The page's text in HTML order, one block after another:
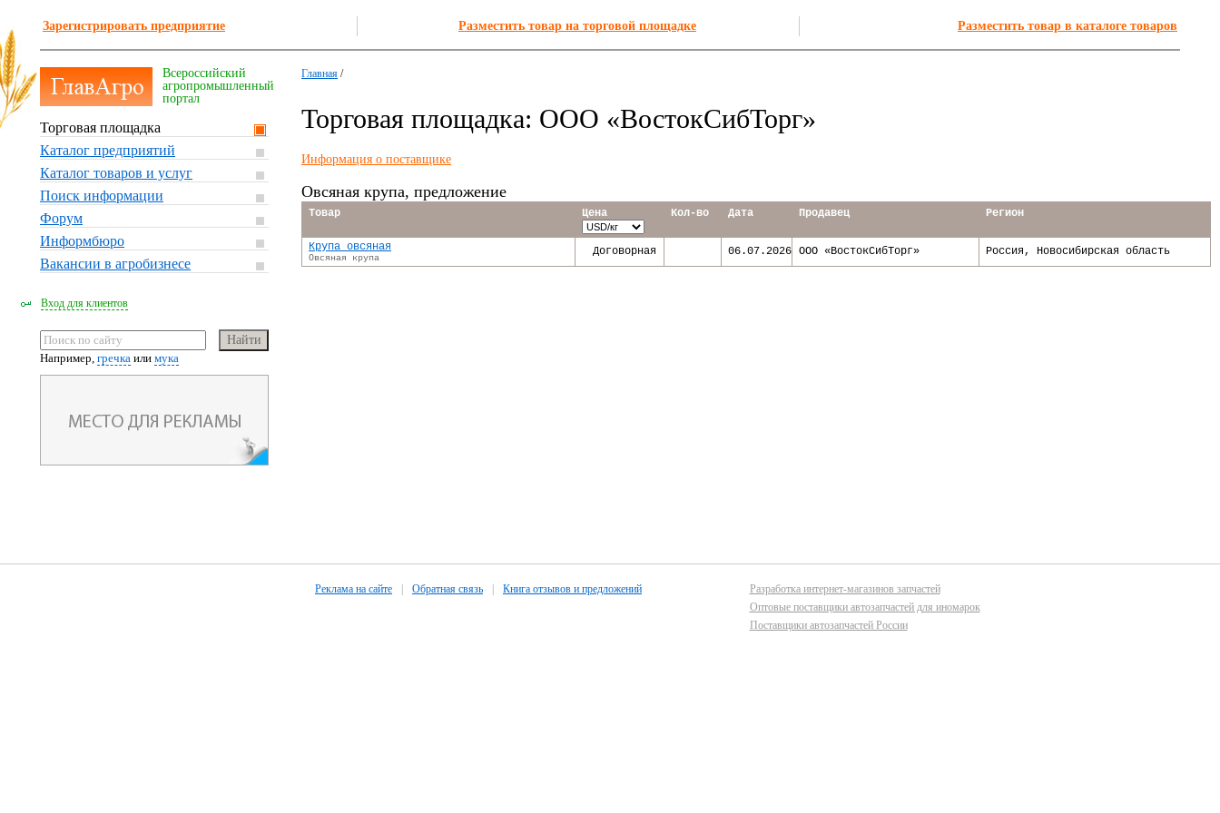
Зарегистрировать предприятие Разместить товар на торговой площадке Разместить товар в каталоге товаров
Всероссийский
агропромышленный
портал
Торговая площадка
Каталог предприятий
Каталог товаров и услуг
Поиск информации
Форум
Информбюро
Вакансии в агробизнесе
Вход для клиентов
Например, гречка или мука
Главная /
Торговая площадка: ООО «ВостокСибТорг»
Информация о поставщике
Овсяная крупа, предложение
Товар Цена Кол-во Дата Продавец Регион
Крупа овсяная
Овсяная крупа
Договорная 06.07.2026 ООО «ВостокСибТорг» Россия, Новосибирская область
Реклама на сайте Обратная связь Книга отзывов и предложений
Разработка интернет-магазинов запчастей
Оптовые поставщики автозапчастей для иномарок
Поставщики автозапчастей России